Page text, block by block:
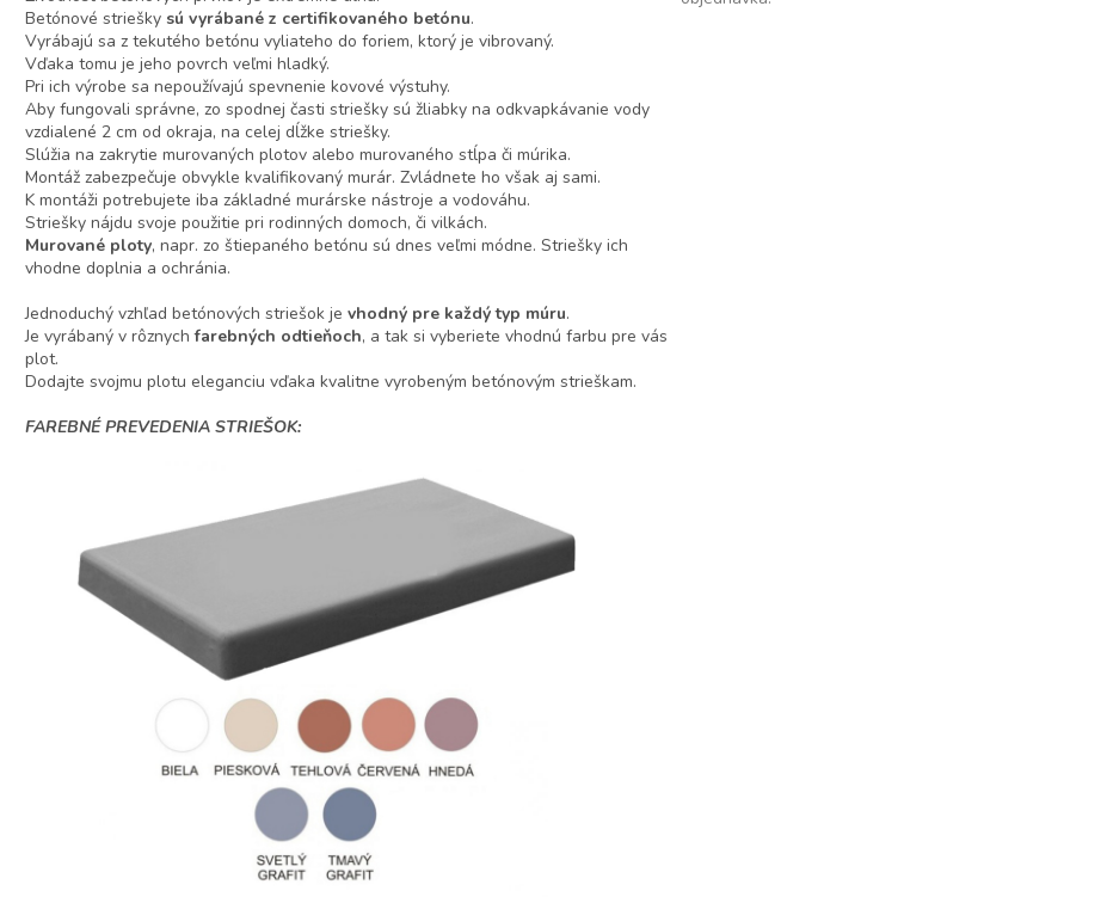
Betónové striešky sú vyrábané z certifikovaného betónu.
Vyrábajú sa z tekutého betónu vyliateho do foriem, ktorý je vibrovaný.
Vďaka tomu je jeho povrch veľmi hladký.
Pri ich výrobe sa nepoužívajú spevnenie kovové výstuhy.
Aby fungovali správne, zo spodnej časti striešky sú žliabky na odkvapkávanie vody
vzdialené 2 cm od okraja, na celej dĺžke striešky.
Slúžia na zakrytie murovaných plotov alebo murovaného stĺpa či múrika.
Montáž zabezpečuje obvykle kvalifikovaný murár. Zvládnete ho však aj sami.
K montáži potrebujete iba základné murárske nástroje a vodováhu.
Striešky nájdu svoje použitie pri rodinných domoch, či vilkách.
Murované ploty, napr. zo štiepaného betónu sú dnes veľmi módne. Striešky ich
vhodne doplnia a ochránia.
Jednoduchý vzhľad betónových striešok je vhodný pre každý typ múru.
Je vyrábaný v rôznychfarebných odtieňoch, a tak si vyberiete vhodnú farbu pre vás
plot.
Dodajte svojmu plotu eleganciu vďaka kvalitne vyrobeným betónovým strieškam.
FAREBNÉ PREVEDENIA STRIEŠOK: